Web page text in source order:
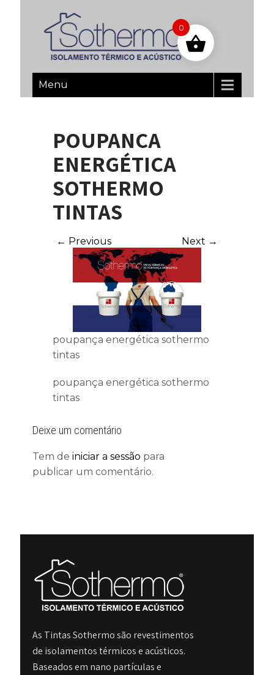
Menu
POUPANÇA
ENERGÉTICA
SOTHERMO
TINTAS
← Previous Next →
poupança energética sothermo
tintas
poupança energética sothermo
tintas
Deixe um comentário
Tem de iniciar a sessão para
publicar um comentário.
As Tintas Sothermo são revestimentos
de isolamentos térmicos e acústicos.
Baseados em nano partículas e
0